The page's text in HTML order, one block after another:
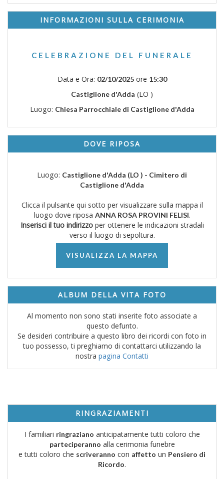
INFORMAZIONI SULLA CERIMONIA
CELEBRAZIONE DEL FUNERALE
Data e Ora: 02/10/2025ore 15:30
Castiglione d'Adda (LO )
Luogo: Chiesa Parrocchiale di Castiglione d'Adda
DOVE RIPOSA
Luogo: Castiglione d'Adda (LO ) - Cimitero di
Castiglione d'Adda
Clicca il pulsante qui sotto per visualizzare sulla mappa il
luogo dove riposa ANNA ROSA PROVINI FELISI.
Inserisci il tuo indirizzoper ottenere le indicazioni stradali
verso il luogo di sepoltura.
VISUALIZZA LA MAPPA
ALBUM DELLA VITA FOTO
Al momento non sono stati inserite foto associate a
questo defunto.
Se desideri contribuire a questo libro dei ricordi con foto in
tuo possesso, ti preghiamo di contattarci utilizzando la
nostra pagina Contatti
RINGRAZIAMENTI
I familiari ringraziano anticipatamente tutti coloro che
parteciperanno alla cerimonia funebre
e tutti coloro che scriveranno con affetto un Pensiero di
Ricordo.